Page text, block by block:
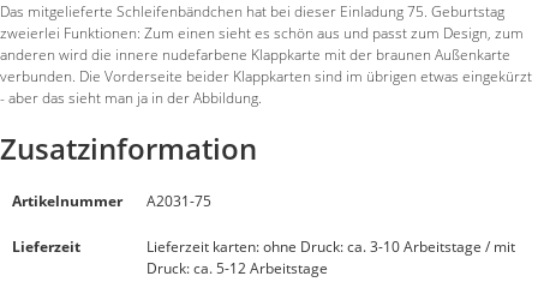
Das mitgelieferte Schleifenbändchen hat bei dieser Einladung 75. Geburtstag
zweierlei Funktionen: Zum einen sieht es schön aus und passt zum Design, zum
anderen wird die innere nudefarbene Klappkarte mit der braunen Außenkarte
verbunden. Die Vorderseite beider Klappkarten sind im übrigen etwas eingekürzt
- aber das sieht man ja in der Abbildung.
Zusatzinformation
Artikelnummer A2031-75
Lieferzeit
Lieferzeit karten: ohne Druck: ca. 3-10 Arbeitstage / mit
Druck: ca. 5-12 Arbeitstage